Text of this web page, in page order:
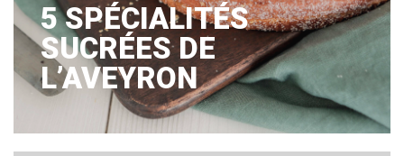
5 SPÉCIALITÉS
SUCRÉES DE
L’AVEYRON